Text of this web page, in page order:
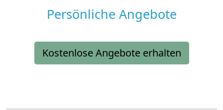
Persönliche Angebote
Kostenlose Angebote erhalten